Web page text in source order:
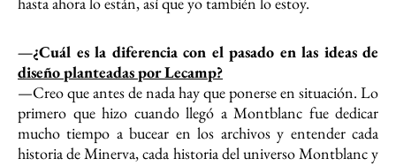
—¿Cuál es la diferencia con el pasado en las ideas de
diseño planteadas por Lecamp?
—Creo que antes de nada hay que ponerse en situación. Lo
primero que hizo cuando llegó a Montblanc fue dedicar
mucho tiempo a bucear en los archivos y entender cada
historia de Minerva, cada historia del universo Montblanc y